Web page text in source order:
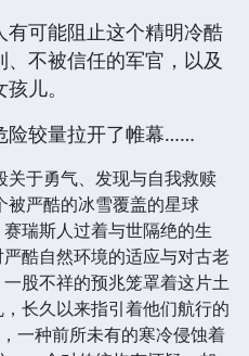
可能阻止这个精明冷酷
不被信任的军官，以及
儿。
险较量拉开了帷幕……
关于勇气、发现与自我救赎
被严酷的冰雪覆盖的星球
瑞斯人过着与世隔绝的生
酷自然环境的适应与对古老
股不祥的预兆笼罩着这片土
长久以来指引着他们航行的
一种前所未有的寒冷侵蚀着